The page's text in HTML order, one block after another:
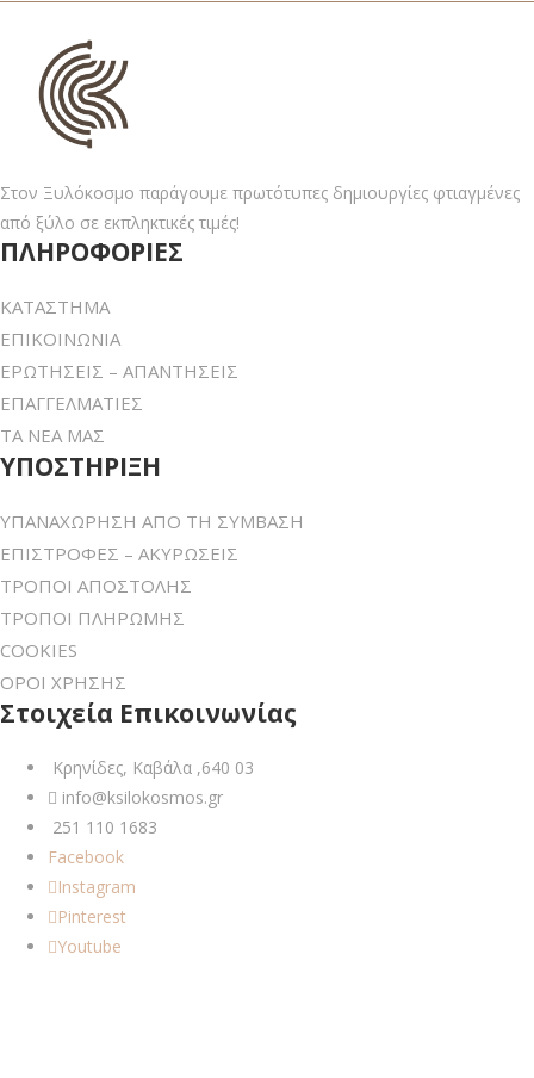
Στον Ξυλόκοσμο παράγουμε πρωτότυπες δημιουργίες φτιαγμένες
από ξύλο σε εκπληκτικές τιμές!
ΠΛΗΡΟΦΟΡΙΕΣ
ΚΑΤΑΣΤΗΜΑ
ΕΠΙΚΟΙΝΩΝΙΑ
ΕΡΩΤΗΣΕΙΣ – ΑΠΑΝΤΗΣΕΙΣ
ΕΠΑΓΓΕΛΜΑΤΙΕΣ
ΤΑ ΝΕΑ ΜΑΣ
ΥΠΟΣΤΗΡΙΞΗ
ΥΠΑΝΑΧΩΡΗΣΗ ΑΠΟ ΤΗ ΣΥΜΒΑΣΗ
ΕΠΙΣΤΡΟΦΕΣ – ΑΚΥΡΩΣΕΙΣ
ΤΡΟΠΟΙ ΑΠΟΣΤΟΛΗΣ
ΤΡΟΠΟΙ ΠΛΗΡΩΜΗΣ
COOKIES
ΟΡΟΙ ΧΡΗΣΗΣ
Στοιχεία Επικοινωνίας
Κρηνίδες, Καβάλα ,640 03
info@ksilokosmos.gr
251 110 1683
Facebook
Instagram
Pinterest
Youtube